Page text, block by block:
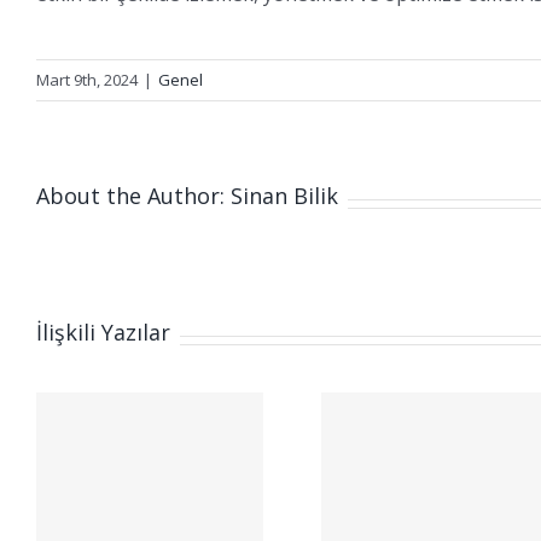
Mart 9th, 2024 | Genel
About the Author: Sinan Bilik
İlişkili Yazılar